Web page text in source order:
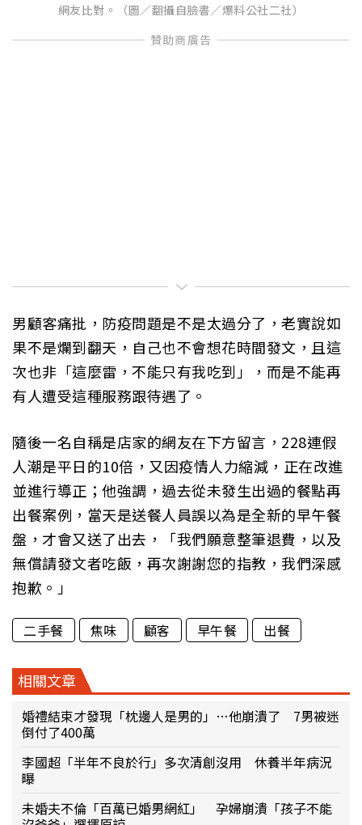
網友比對。（圖／翻攝自臉書／爆料公社二社）
男顧客痛批，防疫問題是不是太過分了，老實說如
果不是爛到翻天，自己也不會想花時間發文，且這
次也非「這麼雷，不能只有我吃到」，而是不能再
有人遭受這種服務跟待遇了。
隨後一名自稱是店家的網友在下方留言，228連假
人潮是平日的10倍，又因疫情人力縮減，正在改進
並進行導正；他強調，過去從未發生出過的餐點再
出餐案例，當天是送餐人員誤以為是全新的早午餐
盤，才會又送了出去，「我們願意整筆退費，以及
無償請發文者吃飯，再次謝謝您的指教，我們深感
抱歉。」
二手餐 焦味 顧客 早午餐 出餐
相關文章
婚禮結束才發現「枕邊人是男的」…他崩潰了 7男被迷
倒付了400萬
李國超「半年不良於行」多次清創沒用 休養半年病況
曝
未婚夫不倫「百萬已婚男網紅」 孕婦崩潰「孩子不能